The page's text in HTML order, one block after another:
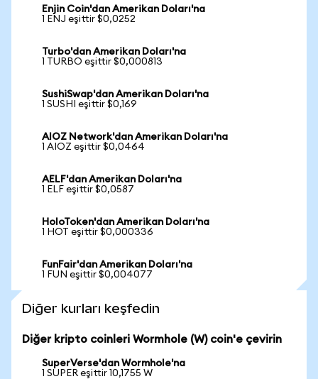
Enjin Coin'dan Amerikan Doları'na
1 ENJ eşittir $0,0252
Turbo'dan Amerikan Doları'na
1 TURBO eşittir $0,000813
SushiSwap'dan Amerikan Doları'na
1 SUSHI eşittir $0,169
AIOZ Network'dan Amerikan Doları'na
1 AIOZ eşittir $0,0464
AELF'dan Amerikan Doları'na
1 ELF eşittir $0,0587
HoloToken'dan Amerikan Doları'na
1 HOT eşittir $0,000336
FunFair'dan Amerikan Doları'na
1 FUN eşittir $0,004077
Diğer kurları keşfedin
Diğer kripto coinleri Wormhole (W) coin'e çevirin
SuperVerse'dan Wormhole'na
1 SUPER eşittir 10,1755 W